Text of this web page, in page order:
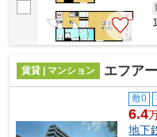
賃貸 | マンション エフアー
敷0
6.4
地下